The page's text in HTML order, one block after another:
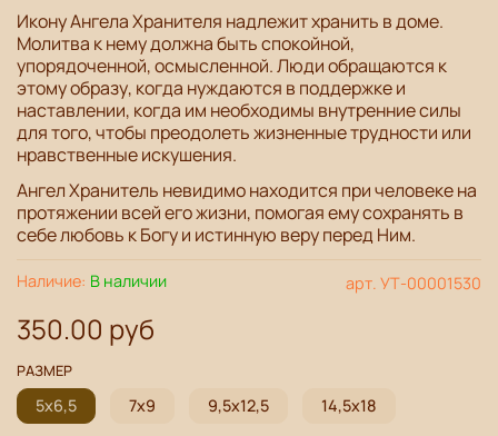
арт. УТ-00001530
Наличие: В наличии
350.00 руб
РАЗМЕР
5х6,5 7х9 9,5х12,5 14,5х18
Икону Ангела Хранителя надлежит хранить в доме.
Молитва к нему должна быть спокойной,
упорядоченной, осмысленной. Люди обращаются к
этому образу, когда нуждаются в поддержке и
наставлении, когда им необходимы внутренние силы
для того, чтобы преодолеть жизненные трудности или
нравственные искушения.
Ангел Хранитель невидимо находится при человеке на
протяжении всей его жизни, помогая емусохранять в
себе любовь к Богу и истинную веру перед Ним.